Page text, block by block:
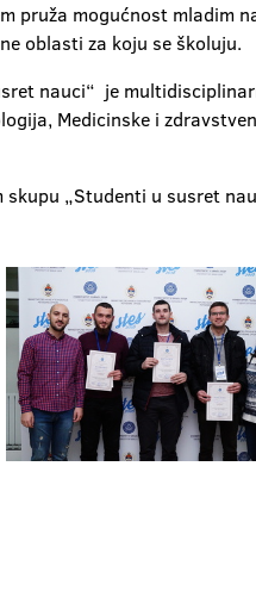
pruža mogućnost mladim
oblasti za koju se školuju.
nauci“ je
Medicinske i
„Studenti u susret